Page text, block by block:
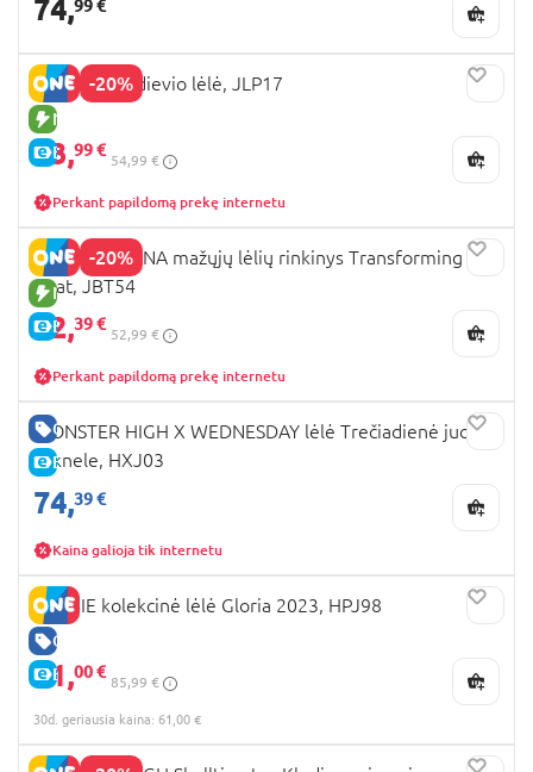
74,99 €
-20%
NAUJA PREKĖ
E-KAINA
MOANA pusdievio lėlė, JLP17
43,99 €
54,99 €
Perkant papildomą prekę internetu
-20%
NAUJA PREKĖ
E-KAINA
DISNEY MOANA mažųjų lėlių rinkinys Transforming
Boat, JBT54
42,39 €
52,99 €
Perkant papildomą prekę internetu
GERA KAINA
E-KAINA
MONSTER HIGH X WEDNESDAY lėlė Trečiadienė juoda
suknele, HXJ03
74,39 €
Kaina galioja tik internetu
GERA KAINA
E-KAINA
BARBIE kolekcinė lėlė Gloria 2023, HPJ98
61,00 €
85,99 €
30d. geriausia kaina: 61,00 €